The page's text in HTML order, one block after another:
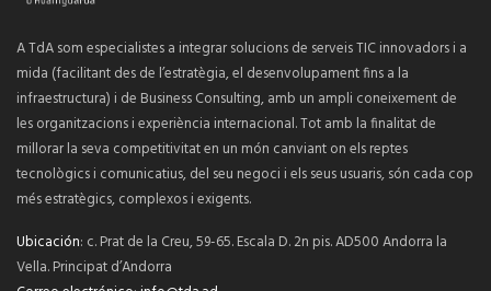
A TdA som especialistes a integrar solucions de serveis TIC innovadors i a
mida (facilitant des de l’estratègia, el desenvolupament fins a la
infraestructura) i de Business Consulting, amb un ampli coneixement de
les organitzacions i experiència internacional. Tot amb la finalitat de
millorar la seva competitivitat en un món canviant on els reptes
tecnològics i comunicatius, del seu negoci i els seus usuaris, són cada cop
més estratègics, complexos i exigents.
Ubicación: c. Prat de la Creu, 59-65. Escala D. 2n pis. AD500 Andorra la
Vella. Principat d’Andorra